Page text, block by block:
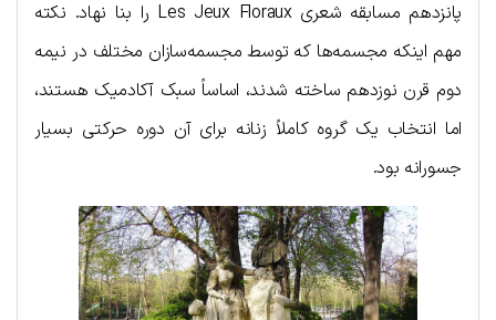
پانزدهم مسابقه شعری Les Jeux Floraux را بنا نهاد. نکته
مهم اینکه مجسمه‌ها که توسط مجسمه‌سازان مختلف در نیمه
دوم قرن نوزدهم ساخته شدند، اساساً سبک آکادمیک هستند،
اما انتخاب یک گروه کاملاً زنانه برای آن دوره حرکتی بسیار
جسورانه بود.